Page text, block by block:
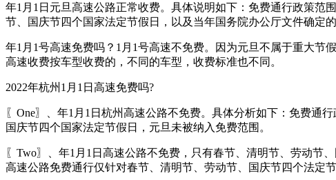
年1月1日元旦高速公路正常收费。具体说明如下：免费通行政策范
节、国庆节四个国家法定节假日，以及当年国务院办公厅文件确定
年1月1号高速免费吗？1月1号高速不免费。因为元旦不属于重大节
高速收费按车型收费的，不同的车型，收费标准也不同。
2022年杭州1月1日高速免费吗?
〖One〗、年1月1日杭州高速公路不免费。具体分析如下：免费通
国庆节四个国家法定节假日，元旦未被纳入免费范围。
〖Two〗、年1月1日高速公路不免费，只有春节、清明节、劳动节
高速公路免费通行仅针对春节、清明节、劳动节、国庆节四个法定